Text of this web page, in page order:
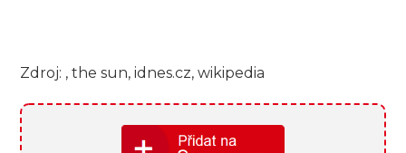
Zdroj: , the sun, idnes.cz, wikipedia